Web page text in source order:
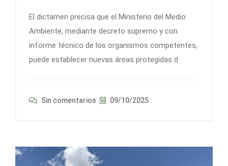
El dictamen precisa que el Ministerio del Medio
Ambiente, mediante decreto supremo y con
informe técnico de los organismos competentes,
puede establecer nuevas áreas protegidas d
Sin comentarios 09/10/2025